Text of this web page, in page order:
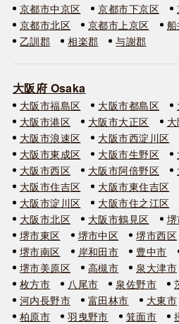
京都市中京区
京都市下京区
京都市北区
京都市上京区
乙訓郡
相楽郡 与謝郡
大阪府 Osaka
大阪市福島区 大阪市都島区
大阪市港区
大阪市大正区
大阪市浪速区
大阪市西淀川区
大阪市東成区
大阪市生野区
大阪市西区
大阪市阿倍野区
大阪市住吉区
大阪市東住吉区
大阪市淀川区
大阪市住之江区
大阪市北区
大阪市鶴見区
堺市東区
堺市中区 堺市西区
堺市南区
岸和田市 豊中市
堺市美原区
高槻市 泉大津市
枚方市
八尾市 泉佐野市
河内長野市
富田林市 大東市
柏原市
羽曳野市 箕面市